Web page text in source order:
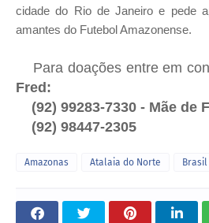
cidade do Rio de Janeiro e pede
amantes do Futebol Amazonense.
Para doações entre em
Fred:
(92) 99283-7330 - Mãe de
(92) 98447-2305
Amazonas Atalaia do Norte Brasil